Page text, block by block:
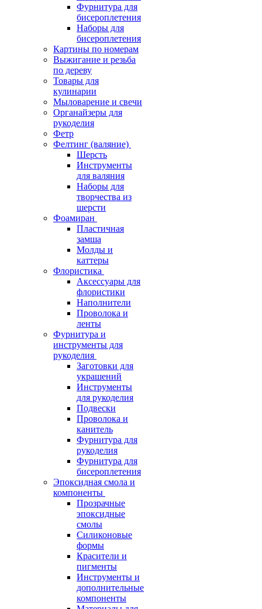
Фурнитура для
бисероплетения
Наборы для
бисероплетения
Картины по номерам
Выжигание и резьба
по дереву
Товары для
кулинарии
Мыловарение и свечи
Органайзеры для
рукоделия
Фетр
Фелтинг (валяние)
Шерсть
Инструменты
для валяния
Наборы для
творчества из
шерсти
Фоамиран
Пластичная
замша
Молды и
каттеры
Флористика
Аксессуары для
флористики
Наполнители
Проволока и
ленты
Фурнитура и
инструменты для
рукоделия
Заготовки для
украшений
Инструменты
для рукоделия
Подвески
Проволока и
канитель
Фурнитура для
рукоделия
Фурнитура для
бисероплетения
Эпоксидная смола и
компоненты
Прозрачные
эпоксидные
смолы
Силиконовые
формы
Красители и
пигменты
Инструменты и
дополнительные
компоненты